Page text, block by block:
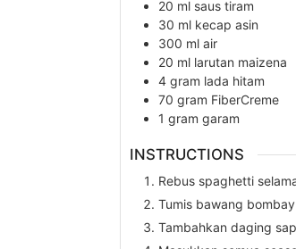
20 ml saus tiram
30 ml kecap asin
300 ml air
20 ml larutan maizena
4 gram lada hitam
70 gram FiberCreme
1 gram garam
INSTRUCTIONS
Rebus spaghetti
Tumis bawang
Tambahkan daging